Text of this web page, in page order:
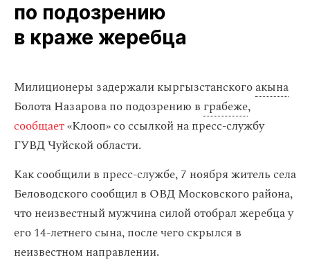
по подозрению
в краже жеребца
Милиционеры задержали кыргызстанскогоакына
Болота Назарова по подозрению в грабеже,
сообщает«‎Клооп» со ссылкой на пресс-службу
ГУВД Чуйской области.
Как сообщили в пресс-службе, 7 ноября житель села
Беловодского сообщил в ОВД Московского района,
что неизвестный мужчина силой отобрал жеребца у
его 14-летнего сына, после чего скрылся в
неизвестном направлении.